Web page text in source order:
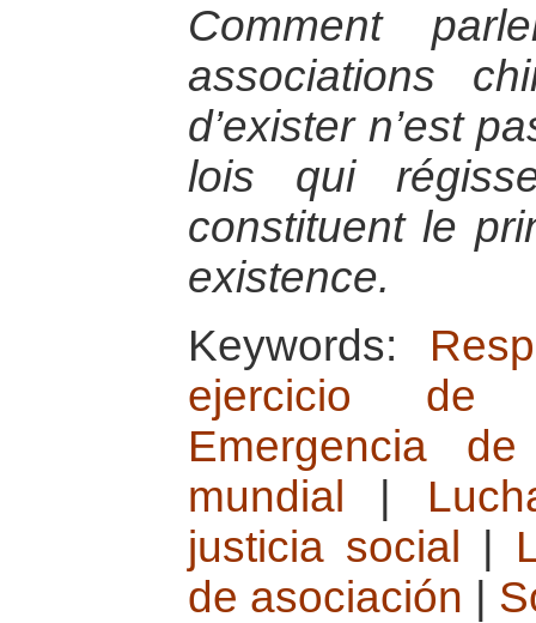
Comment
associations
d’exister n’est
lois qui
constituent le
existence.
Keywords:
ejercicio de
Emergencia
mundial
justicia social
de asociación